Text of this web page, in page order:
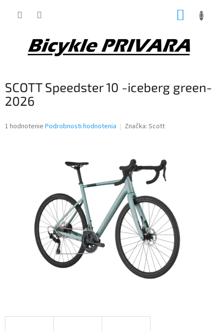
SCOTT Speedster 10 -iceberg green-
2026
Priemerné
1 hodnotenie Podrobnosti hodnotenia Značka: Scott